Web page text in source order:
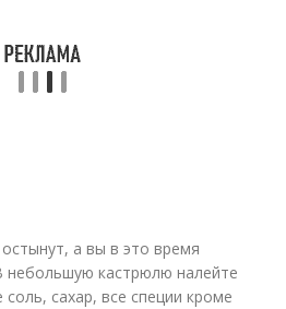
а вы в это время
небольшую кастрюлю налейте
сахар, все специи кроме